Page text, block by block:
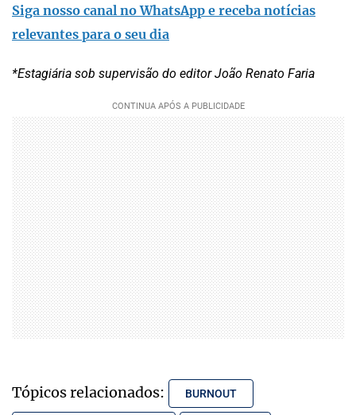
Siga nosso canal no WhatsApp e receba notícias
relevantes para o seu dia
*Estagiária sob supervisão do editor João Renato Faria
Tópicos relacionados: BURNOUT